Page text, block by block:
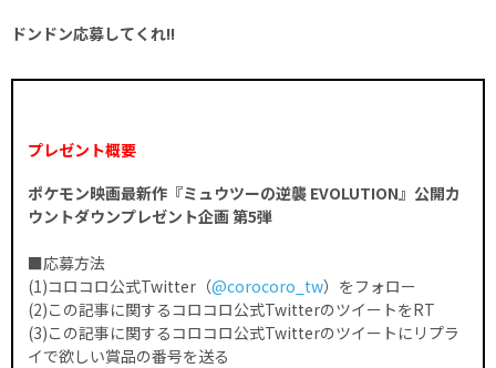
ドンドン応募してくれ!!
プレゼント概要
ポケモン映画最新作『ミュウツーの逆襲 EVOLUTION』公開カ
ウントダウンプレゼント企画 第5弾
■応募方法
(1)コロコロ公式Twitter（@corocoro_tw）をフォロー
(2)この記事に関するコロコロ公式TwitterのツイートをRT
(3)この記事に関するコロコロ公式Twitterのツイートにリプラ
イで欲しい賞品の番号を送る